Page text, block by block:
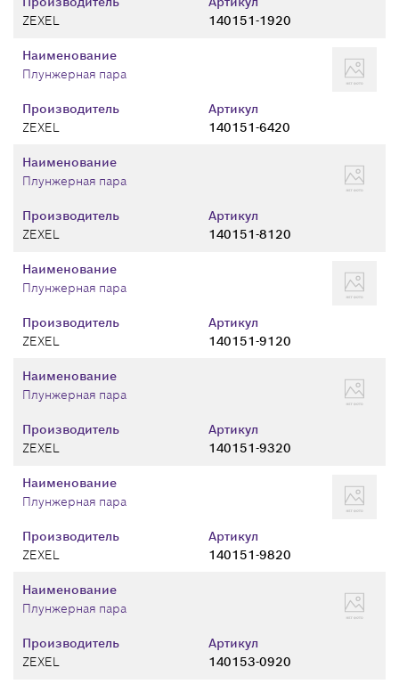
ZEXEL
140151-1920
Производитель
ZEXEL
Артикул
140151-6420
Наименование
Плунжерная пара
Производитель
ZEXEL
Артикул
140151-8120
Наименование
Плунжерная пара
Производитель
ZEXEL
Артикул
140151-9120
Наименование
Плунжерная пара
Производитель
ZEXEL
Артикул
140151-9320
Наименование
Плунжерная пара
Производитель
ZEXEL
Артикул
140151-9820
Наименование
Плунжерная пара
Производитель
ZEXEL
Артикул
140153-0920
Наименование
Плунжерная пара